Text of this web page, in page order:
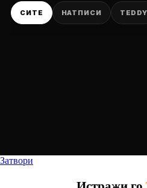
СИТЕ НАТПИСИ TEDDY
— ден
Затвори